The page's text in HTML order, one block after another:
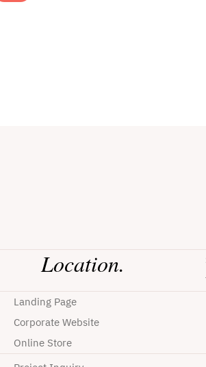
Location.
Landing Page
Corporate Website
Online Store